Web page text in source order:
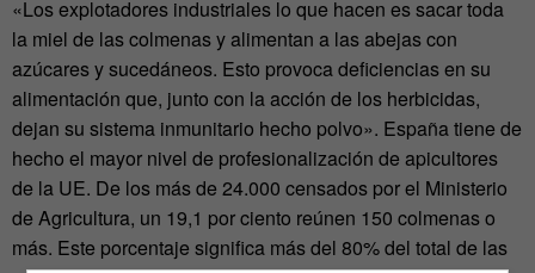
«Los explotadores industriales lo que hacen es sacar toda
la miel de las colmenas y alimentan a las abejas con
azúcares y sucedáneos. Esto provoca deficiencias en su
alimentación que, junto con la acción de los herbicidas,
dejan su sistema inmunitario hecho polvo». España tiene de
hecho el mayor nivel de profesionalización de apicultores
de la UE. De los más de 24.000 censados por el Ministerio
de Agricultura, un 19,1 por ciento reúnen 150 colmenas o
más. Este porcentaje significa más del 80% del total de las